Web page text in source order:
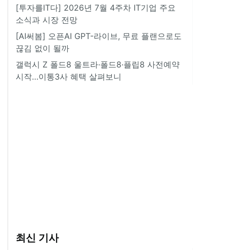
[투자를IT다] 2026년 7월 4주차 IT기업 주요
소식과 시장 전망
[AI써봄] 오픈AI GPT-라이브, 무료 플랜으로도
끊김 없이 될까
갤럭시 Z 폴드8 울트라·폴드8·플립8 사전예약
시작…이통3사 혜택 살펴보니
최신 기사